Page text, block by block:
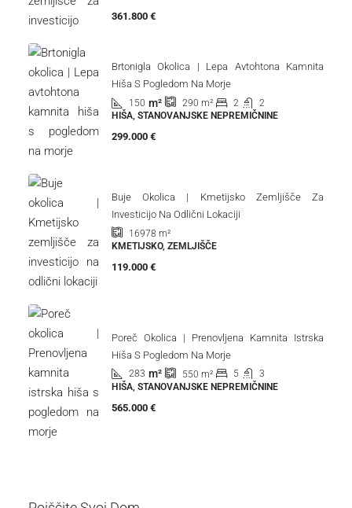
361.800 €
Brtonigla Okolica | Lepa Avtohtona Kamnita
Hiša S Pogledom Na Morje
150 m² 290 m² 2
2
HIŠA, STANOVANJSKE NEPREMIČNINE
299.000 €
Buje Okolica | Kmetijsko Zemljišče Za
Investicijo Na Odlični Lokaciji
16978 m²
KMETIJSKO, ZEMLJIŠČE
119.000 €
Poreč Okolica | Prenovljena Kamnita Istrska
Hiša S Pogledom Na Morje
283 m² 550 m² 5
3
HIŠA, STANOVANJSKE NEPREMIČNINE
565.000 €